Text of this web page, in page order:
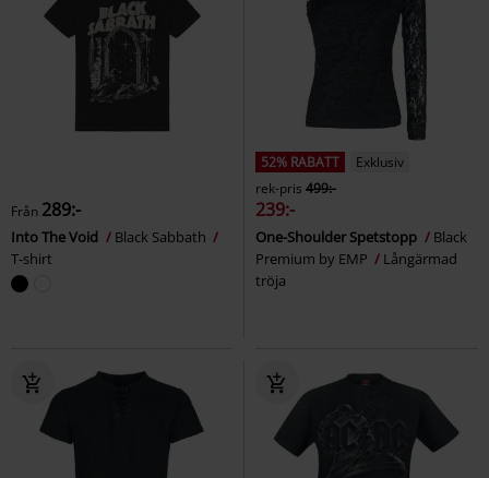
Från 289:-
Into The Void
Black Sabbath
T-shirt
52% RABATT
Exklusiv
rek-pris 499:-
239:-
One-Shoulder Spetstopp
Black
Premium by EMP
Långärmad
tröja